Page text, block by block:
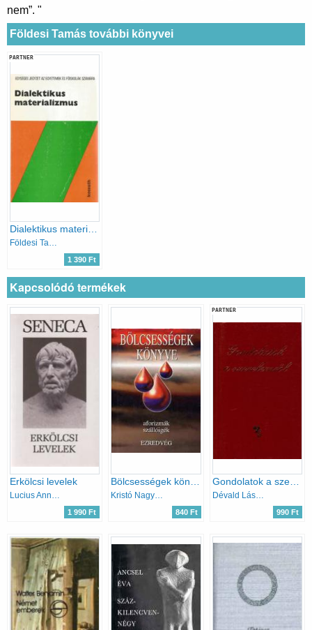
nem”. "
Földesi Tamás további könyvei
PARTNER
Földesi Tamás
1 390 Ft
Kapcsolódó termékek
Erkölcsi levelek
Lucius Annaeus Seneca
1 990 Ft
Kristó Nagy István
840 Ft
PARTNER
Gondolatok a szerelemről
Dévald László (szerk.)
990 Ft